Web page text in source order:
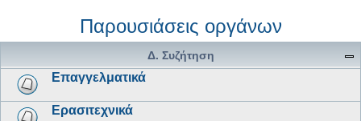
Παρουσιάσεις οργάνων
Δ. Συζήτηση
Επαγγελματικά
Ερασιτεχνικά